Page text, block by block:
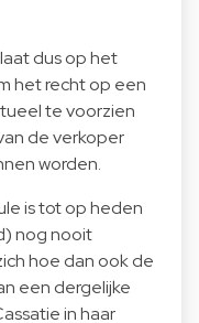
dus op het
het recht op een
te voorzien
de verkoper
worden.
is tot op heden
nog nooit
hoe dan ook de
een dergelijke
in haar